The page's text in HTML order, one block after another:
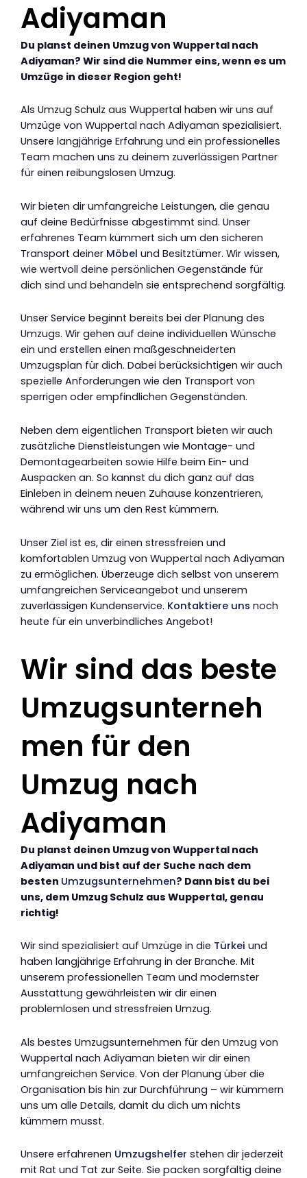
Adiyaman
Du planst deinen Umzug von Wuppertal nach
Adiyaman? Wir sind die Nummer eins, wenn es um
Umzüge in dieser Region geht!
Als Umzug Schulz aus Wuppertal haben wir uns auf
Umzüge von Wuppertal nach Adiyaman spezialisiert.
Unsere langjährige Erfahrung und ein professionelles
Team machen uns zu deinem zuverlässigen Partner
für einen reibungslosen Umzug.
Wir bieten dir umfangreiche Leistungen, die genau
auf deine Bedürfnisse abgestimmt sind. Unser
erfahrenes Team kümmert sich um den sicheren
Transport deiner Möbel und Besitztümer. Wir wissen,
wie wertvoll deine persönlichen Gegenstände für
dich sind und behandeln sie entsprechend sorgfältig.
Unser Service beginnt bereits bei der Planung des
Umzugs. Wir gehen auf deine individuellen Wünsche
ein und erstellen einen maßgeschneiderten
Umzugsplan für dich. Dabei berücksichtigen wir auch
spezielle Anforderungen wie den Transport von
sperrigen oder empfindlichen Gegenständen.
Neben dem eigentlichen Transport bieten wir auch
zusätzliche Dienstleistungen wie Montage- und
Demontagearbeiten sowie Hilfe beim Ein- und
Auspacken an. So kannst du dich ganz auf das
Einleben in deinem neuen Zuhause konzentrieren,
während wir uns um den Rest kümmern.
Unser Ziel ist es, dir einen stressfreien und
komfortablen Umzug von Wuppertal nach Adiyaman
zu ermöglichen. Überzeuge dich selbst von unserem
umfangreichen Serviceangebot und unserem
zuverlässigen Kundenservice. Kontaktiere uns noch
heute für ein unverbindliches Angebot!
Wir sind das beste
Umzugsunterneh
men für den
Umzug nach
Adiyaman
Du planst deinen Umzug von Wuppertal nach
Adiyaman und bist auf der Suche nach dem
besten Umzugsunternehmen? Dann bist du bei
uns, dem Umzug Schulz aus Wuppertal, genau
richtig!
Wir sind spezialisiert auf Umzüge in die Türkei und
haben langjährige Erfahrung in der Branche. Mit
unserem professionellen Team und modernster
Ausstattung gewährleisten wir dir einen
problemlosen und stressfreien Umzug.
Als bestes Umzugsunternehmen für den Umzug von
Wuppertal nach Adiyaman bieten wir dir einen
umfangreichen Service. Von der Planung über die
Organisation bis hin zur Durchführung – wir kümmern
uns um alle Details, damit du dich um nichts
kümmern musst.
Unsere erfahrenen Umzugshelfer stehen dir jederzeit
mit Rat und Tat zur Seite. Sie packen sorgfältig deine